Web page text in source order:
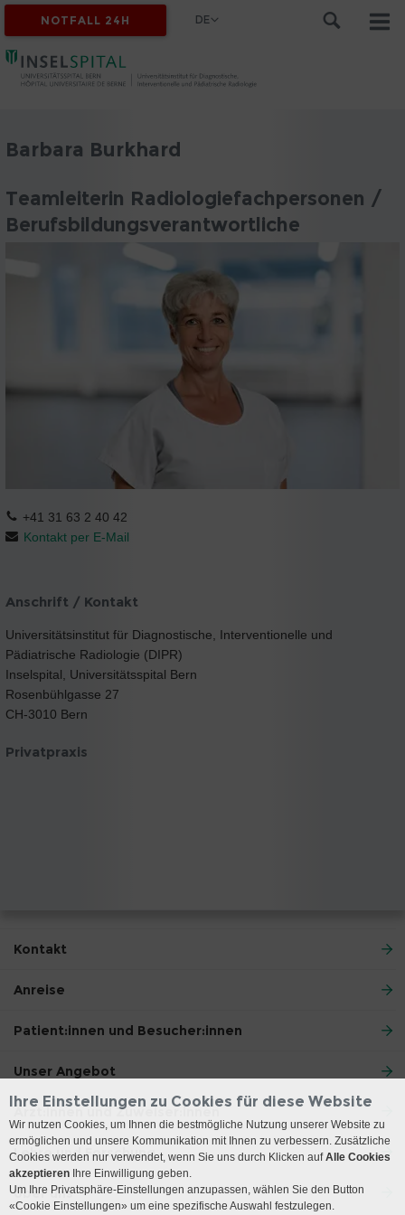
NOTFALL 24H DE
Barbara Burkhard
Teamleiterin Radiologiefachpersonen /
Berufsbildungsverantwortliche
+41 31 63 2 40 42
Kontakt per E-Mail
Anschrift / Kontakt
Universitätsinstitut für Diagnostische, Interventionelle und
Pädiatrische Radiologie (DIPR)
Inselspital, Universitätsspital Bern
Rosenbühlgasse 27
CH-3010 Bern
Privatpraxis
Kontakt
Anreise
Patient:innen und Besucher:innen
Unser Angebot
Ärzt:innen und Zuweiser:innen
Lehre und Forschung
Über uns
Ihre Einstellungen zu Cookies für diese Website
Wir nutzen Cookies, um Ihnen die bestmögliche Nutzung unserer Website zu
ermöglichen und unsere Kommunikation mit Ihnen zu verbessern. Zusätzliche
Cookies werden nur verwendet, wenn Sie uns durch Klicken aufAlle Cookies
akzeptieren Ihre Einwilligung geben.
Um Ihre Privatsphäre-Einstellungen anzupassen, wählen Sie den Button
«Cookie Einstellungen» um eine spezifische Auswahl festzulegen.